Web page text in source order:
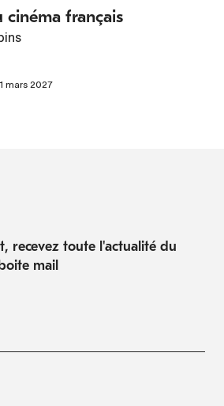
cinéma français
mars 2027
recevez toute l'actualité du
mail